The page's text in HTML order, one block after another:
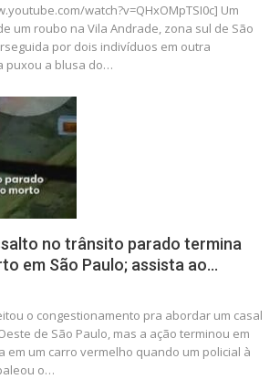
watch?v=QHxOMpTSI0c] Um
um roubo na Vila Andrade, zona sul de São
por dois indivíduos em outra
puxou a blusa do…
no trânsito parado termina
em São Paulo; assista ao…
o congestionamento pra abordar um casal
de São Paulo, mas a ação terminou em
em um carro vermelho quando um policial à
o…